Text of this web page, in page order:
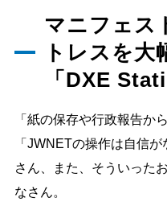
マニフェス
トレスを大
「DXE
「紙の保存や行政報告か
「JWNETの操作は自信
さん、また、そういった
なさん。